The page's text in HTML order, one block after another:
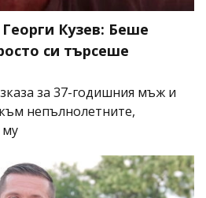
Кузев: Беше
си търсеше
за 37-годишния мъж и
непълнолетните,
му